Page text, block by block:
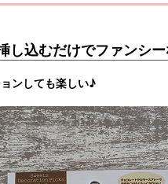
し込むだけでファンシ
ンしても楽しい♪